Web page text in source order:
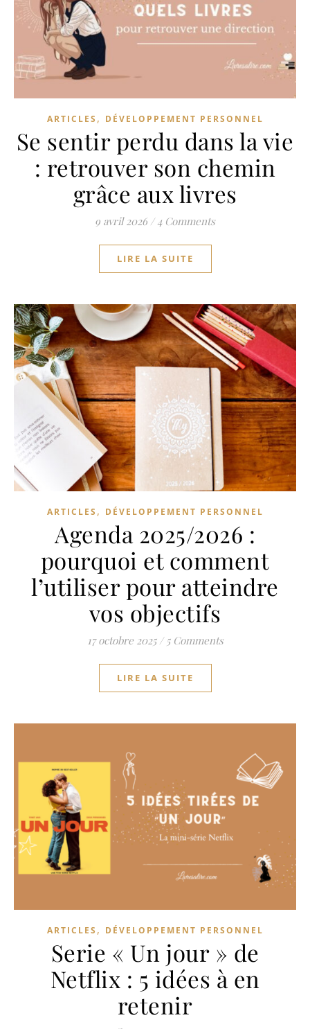
ARTICLES , DÉVELOPPEMENT PERSONNEL
Se sentir perdu dans la vie
: retrouver son chemin
grâce aux livres
9 avril 2026 / 4 Comments
LIRE LA SUITE
ARTICLES , DÉVELOPPEMENT PERSONNEL
Agenda 2025/2026 :
pourquoi et comment
l’utiliser pour atteindre
vos objectifs
17 octobre 2025 / 5 Comments
LIRE LA SUITE
ARTICLES , DÉVELOPPEMENT PERSONNEL
Serie « Un jour » de
Netflix : 5 idées à en
retenir